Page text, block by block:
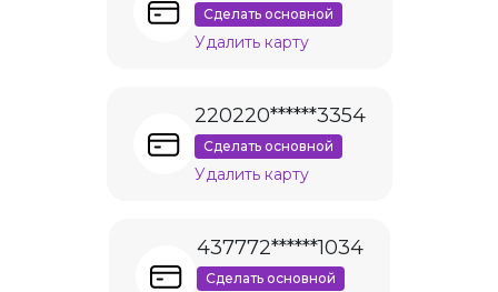
Сделать основной
Удалить карту
220220******3354
Сделать основной
Удалить карту
437772******1034
Сделать основной